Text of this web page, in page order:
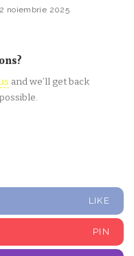
noiembrie 2025
and we’ll get back
LIKE
PIN